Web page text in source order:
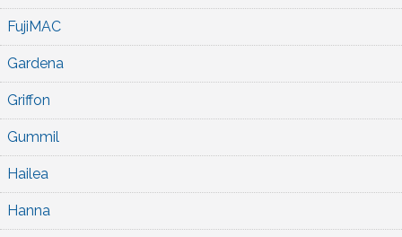
FujiMAC
Gardena
Griffon
Gummil
Hailea
Hanna